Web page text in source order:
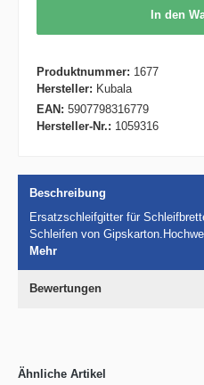
In den
Produktnummer: 1677
Hersteller: Kubala
EAN: 5907798316779
Hersteller-Nr.: 1059316
Beschreibung
Ersatzschleifgitter für
Schleifen von
Mehr
Bewertungen
Ähnliche Artikel